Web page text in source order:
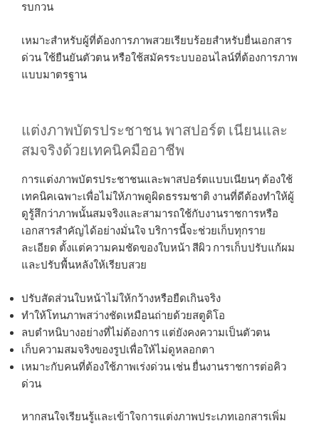
รบกวน
เหมาะสำหรับผู้ที่ต้องการภาพสวยเรียบร้อยสำหรับยื่นเอกสาร
ด่วน ใช้ยืนยันตัวตน หรือใช้สมัครระบบออนไลน์ที่ต้องการภาพ
แบบมาตรฐาน
แต่งภาพบัตรประชาชน พาสปอร์ต เนียนและ
สมจริงด้วยเทคนิคมืออาชีพ
การแต่งภาพบัตรประชาชนและพาสปอร์ตแบบเนียนๆ ต้องใช้
เทคนิคเฉพาะเพื่อไม่ให้ภาพดูผิดธรรมชาติ งานที่ดีต้องทำให้ผู้
ดูรู้สึกว่าภาพนั้นสมจริงและสามารถใช้กับงานราชการหรือ
เอกสารสำคัญได้อย่างมั่นใจ บริการนี้จะช่วยเก็บทุกราย
ละเอียด ตั้งแต่ความคมชัดของใบหน้า สีผิว การเก็บปรับแก้ผม
และปรับพื้นหลังให้เรียบสวย
ปรับสัดส่วนใบหน้าไม่ให้กว้างหรือยืดเกินจริง
ทำให้โทนภาพสว่างชัดเหมือนถ่ายด้วยสตูดิโอ
ลบตำหนิบางอย่างที่ไม่ต้องการ แต่ยังคงความเป็นตัวตน
เก็บความสมจริงของรูปเพื่อให้ไม่ดูหลอกตา
เหมาะกับคนที่ต้องใช้ภาพเร่งด่วน เช่น ยื่นงานราชการต่อคิว
ด่วน
หากสนใจเรียนรู้และเข้าใจการแต่งภาพประเภทเอกสารเพิ่ม